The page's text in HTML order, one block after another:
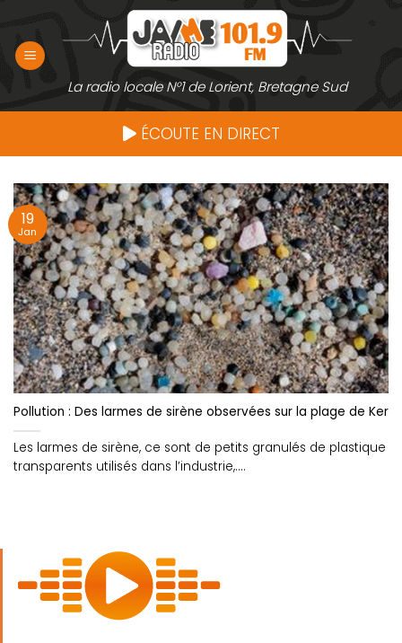
contenu
La radio locale N°1 de Lorient, Bretagne Sud
ÉCOUTE EN DIRECT
Pollution : Des larmes de sirène observées sur la plage de
Les larmes de sirène, ce sont de petits granulés de plastique
transparents utilisés dans l’industrie,....
19
Jan